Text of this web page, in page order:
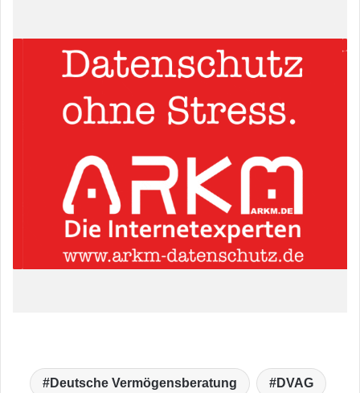
Deutsche Vermögensberatung DVAG